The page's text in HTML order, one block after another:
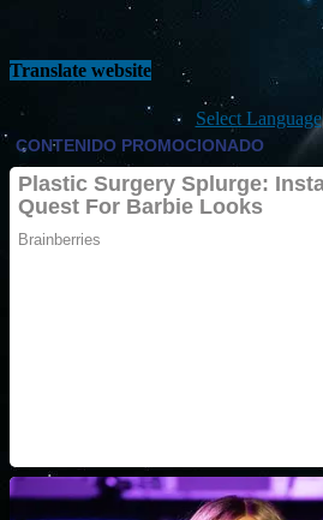
Translate website
Select Language